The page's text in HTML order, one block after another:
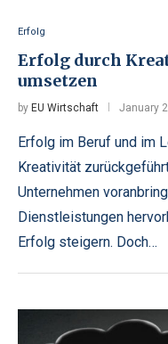
Erfolg
Erfolg durch
umsetzen
by EU Wirtschaft January
Erfolg im Beruf und im
Kreativität
Unternehmen
Dienstleistungen
Erfolg steigern. Doch…